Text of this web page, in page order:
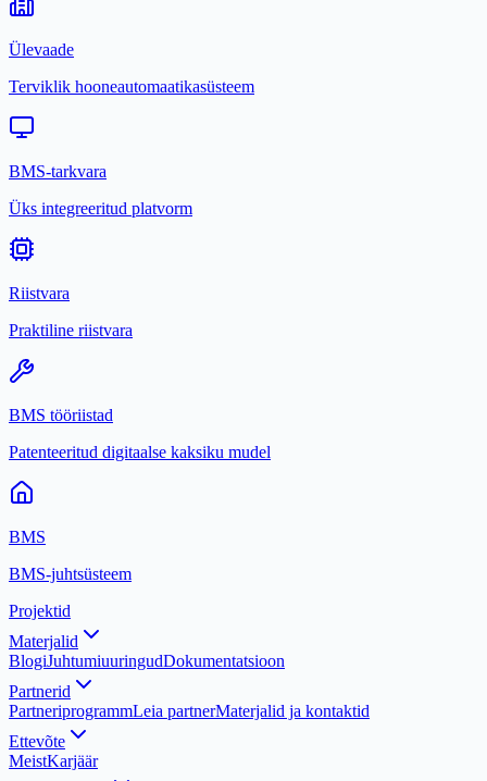
Ülevaade
Terviklik hooneautomaatikasüsteem
BMS-tarkvara
Üks integreeritud platvorm
Riistvara
Praktiline riistvara
BMS tööriistad
Patenteeritud digitaalse kaksiku mudel
BMS
BMS-juhtsüsteem
Projektid
Materjalid
BlogiJuhtumiuuringudDokumentatsioon
Partnerid
PartneriprogrammLeia partnerMaterjalid ja kontaktid
Ettevõte
MeistKarjäär